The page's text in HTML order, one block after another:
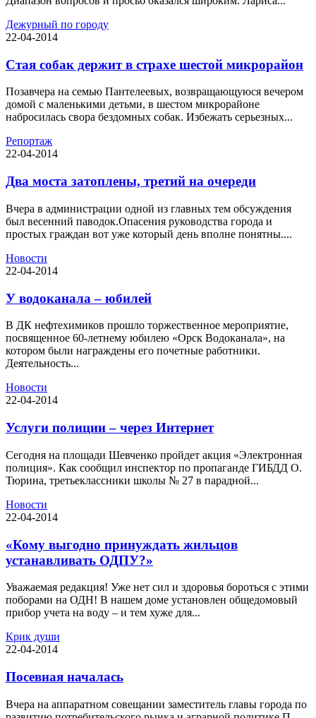
Дежурный по городу
22-04-2014
Стая собак держит в страхе шестой микрорайон
Позавчера на семью Пантелеевых, возвращающуюся вечером
домой с маленькими детьми, в шестом микрорайоне
набросилась свора бездомных собак. Избежать серьезных...
Репортаж
22-04-2014
Два моста затоплены, третий на очереди
Вчера в администрации одной из главных тем обсуждения
был весенний паводок.Опасения руководства города и
простых граждан вот уже который день вполне понятны....
Новости
22-04-2014
У водоканала – юбилей
В ДК нефтехимиков прошло торжественное мероприятие,
посвященное 60-летнему юбилею «Орск Водоканала», на
котором были награждены его почетные работники.
Деятельность...
Новости
22-04-2014
Услуги полиции – через Интернет
Сегодня на площади Шевченко пройдет акция «Электронная
полиция». Как сообщил инспектор по пропаганде ГИБДД О.
Тюрина, третьеклассники школы № 27 в парадной...
Новости
22-04-2014
«Кому выгодно принуждать жильцов
устанавливать ОДПУ?»
Уважаемая редакция! Уже нет сил и здоровья бороться с этими
поборами на ОДН! В нашем доме установлен общедомовый
прибор учета на воду – и тем хуже для...
Крик души
22-04-2014
Посевная началась
Вчера на аппаратном совещании заместитель главы города по